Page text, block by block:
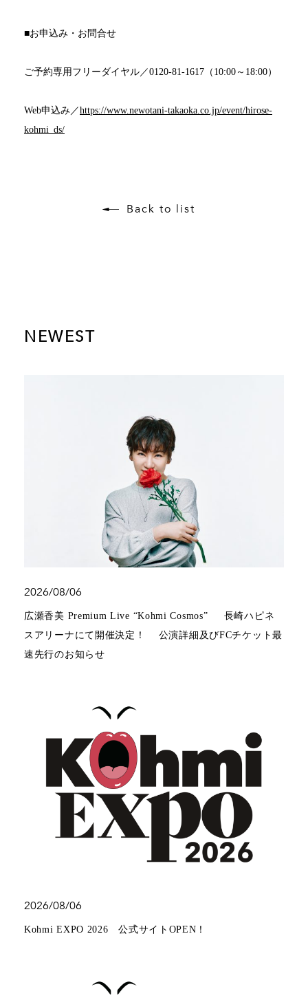
■お申込み・お問合せ
ご予約専用フリーダイヤル／0120-81-1617 （ 10:00 ～ 18:00）
Web申込み／https://www.newotani-takaoka.co.jp/event/hirose-
kohmi_ds/
Back to list
NEWEST
2026/08/06
広瀬香美 Premium Live “Kohmi Cosmos” 長崎ハピネ
スアリーナにて開催決定！ 公演詳細及びFCチケット最
速先行のお知らせ
2026/08/06
Kohmi EXPO 2026 公式サイトOPEN！